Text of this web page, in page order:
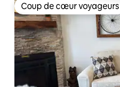
Coup de cœur voyageurs
Coup de cœur voyageurs